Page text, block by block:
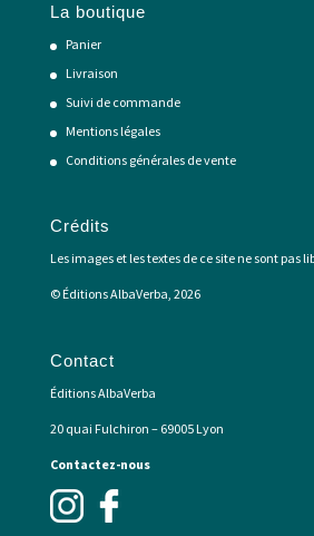
La boutique
Panier
Livraison
Suivi de commande
Mentions légales
Conditions générales de vente
Crédits
Les images et les textes de ce site ne sont pas
© Éditions AlbaVerba, 2026
Contact
Éditions AlbaVerba
20 quai Fulchiron – 69005 Lyon
Contactez-nous